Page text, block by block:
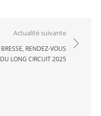
Actualité suivante
BRESSE, RENDEZ-VOUS
DU LONG CIRCUIT 2025